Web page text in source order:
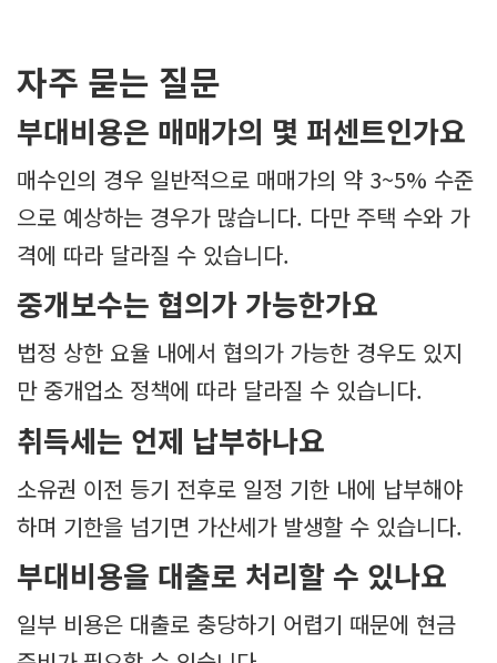
자주 묻는 질문
부대비용은 매매가의 몇 퍼센트인가요
매수인의 경우 일반적으로 매매가의 약 3~5% 수준
으로 예상하는 경우가 많습니다. 다만 주택 수와 가
격에 따라 달라질 수 있습니다.
중개보수는 협의가 가능한가요
법정 상한 요율 내에서 협의가 가능한 경우도 있지
만 중개업소 정책에 따라 달라질 수 있습니다.
취득세는 언제 납부하나요
소유권 이전 등기 전후로 일정 기한 내에 납부해야
하며 기한을 넘기면 가산세가 발생할 수 있습니다.
부대비용을 대출로 처리할 수 있나요
일부 비용은 대출로 충당하기 어렵기 때문에 현금